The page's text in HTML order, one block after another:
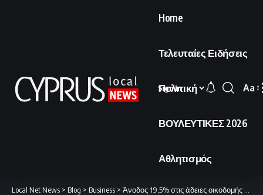
Home
Τελευταίες Ειδήσεις
Πολιτική
ΒΟΥΛΕΥΤΙΚΕΣ 2026
Αθλητισμός
Sign In
Font
Aa
Local Net News > Blog > Business > Άνοδος 19,5% στις άδειες οικοδομής το 2025.